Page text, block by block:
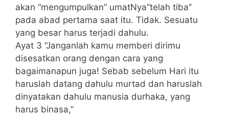
akan “mengumpulkan” umatNya”telah tiba”
pada abad pertama saat itu. Tidak. Sesuatu
yang besar harus terjadi dahulu.
Ayat 3 “Janganlah kamu memberi dirimu
disesatkan orang dengan cara yang
bagaimanapun juga! Sebab sebelum Hari itu
haruslah datang dahulu murtad dan haruslah
dinyatakan dahulu manusia durhaka, yang
harus binasa,”